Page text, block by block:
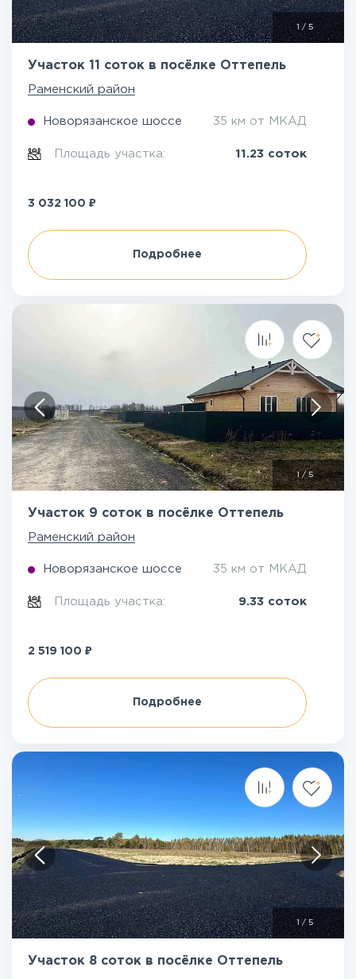
1 / 5
Участок 11 соток в посёлке Оттепель
Раменский район
Новорязанское шоссе 35 км от МКАД
Площадь участка: 11.23 соток
3 032 100 ₽
Подробнее
1 / 5
Участок 9 соток в посёлке Оттепель
Раменский район
Новорязанское шоссе 35 км от МКАД
Площадь участка: 9.33 соток
2 519 100 ₽
Подробнее
1 / 5
Участок 8 соток в посёлке Оттепель